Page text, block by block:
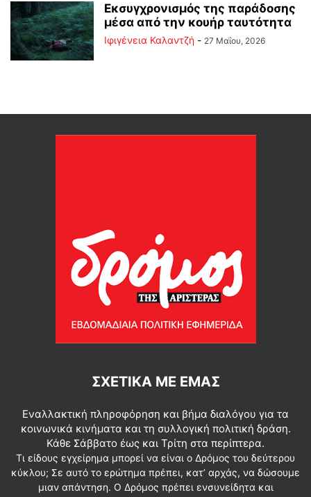
Εκσυγχρονισμός της παράδοσης
μέσα από την κουήρ ταυτότητα
Ιφιγένεια Καλαντζή - 27 Μαΐου, 2026
ΣΧΕΤΙΚΆ ΜΕ ΕΜΆΣ
Εναλλακτική πληροφόρηση και βήμα διαλόγου για τα
κοινωνικά κινήματα και τη συλλογική πολιτική δράση.
Κάθε Σάββατο έως και Τρίτη στα περίπτερα.
Τι είδους εγχείρημα μπορεί να είναι ο Δρόμος του δεύτερου
κύκλου; Σε αυτό το ερώτημα πρέπει, κατ’ αρχάς, να δώσουμε
μιαν απάντηση. Ο Δρόμος πρέπει ενσυνείδητα και